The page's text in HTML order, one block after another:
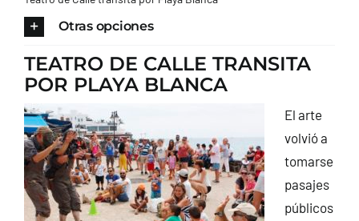
AYUNTAMIENTO
TURISMO
CONTACTO
Otras opciones
TEATRO DE CALLE TRANSITA
POR PLAYA BLANCA
El arte
volvió a
tomarse
pasajes
públicos